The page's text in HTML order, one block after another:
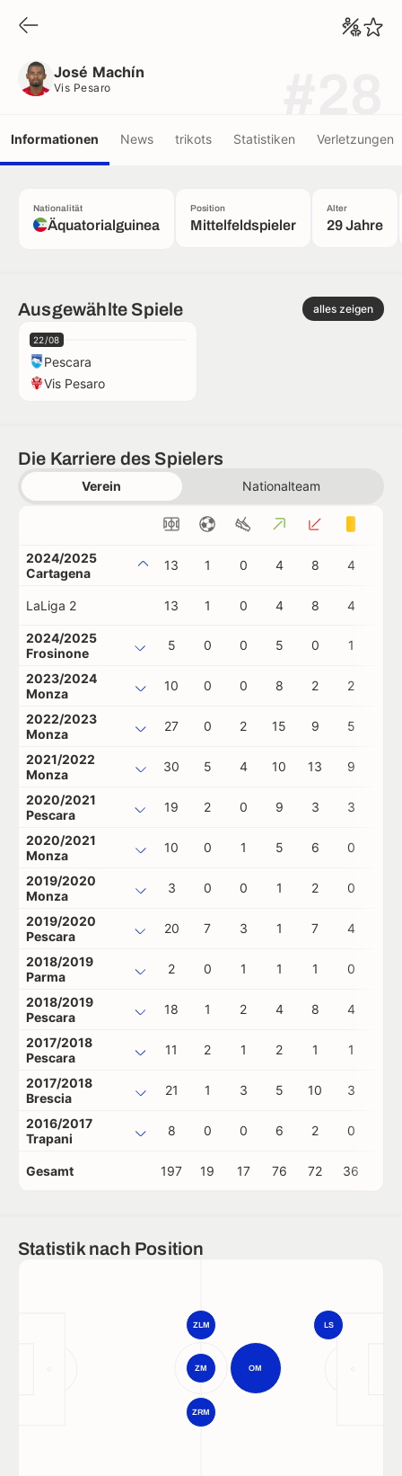
José Machín
Vis Pesaro
Informationen News trikots Statistiken Verletzungen
Nationalität
Äquatorialguinea
Position
Mittelfeldspieler
Alter
29 Jahre
Ausgewählte Spiele alles zeigen
22/08
Pescara
Vis Pesaro
Die Karriere des Spielers
Verein Nationalteam
2024/2025
Cartagena
13 1 0 4 8 4
LaLiga 2 13 1 0 4 8 4
2024/2025
Frosinone
5 0 0 5 0 1
2023/2024
Monza
10 0 0 8 2 2
2022/2023
Monza
27 0 2 15 9 5
2021/2022
Monza
30 5 4 10 13 9
2020/2021
Pescara
19 2 0 9 3 3
2020/2021
Monza
10 0 1 5 6 0
2019/2020
Monza
3 0 0 1 2 0
2019/2020
Pescara
20 7 3 1 7 4
2018/2019
Parma
2 0 1 1 1 0
2018/2019
Pescara
18 1 2 4 8 4
2017/2018
Pescara
11 2 1 2 1 1
2017/2018
Brescia
21 1 3 5 10 3
2016/2017
Trapani
8 0 0 6 2 0
Gesamt 197 19 17 76 72 36
Statistik nach Position
OM
ZM
ZLM
ZRM
LS